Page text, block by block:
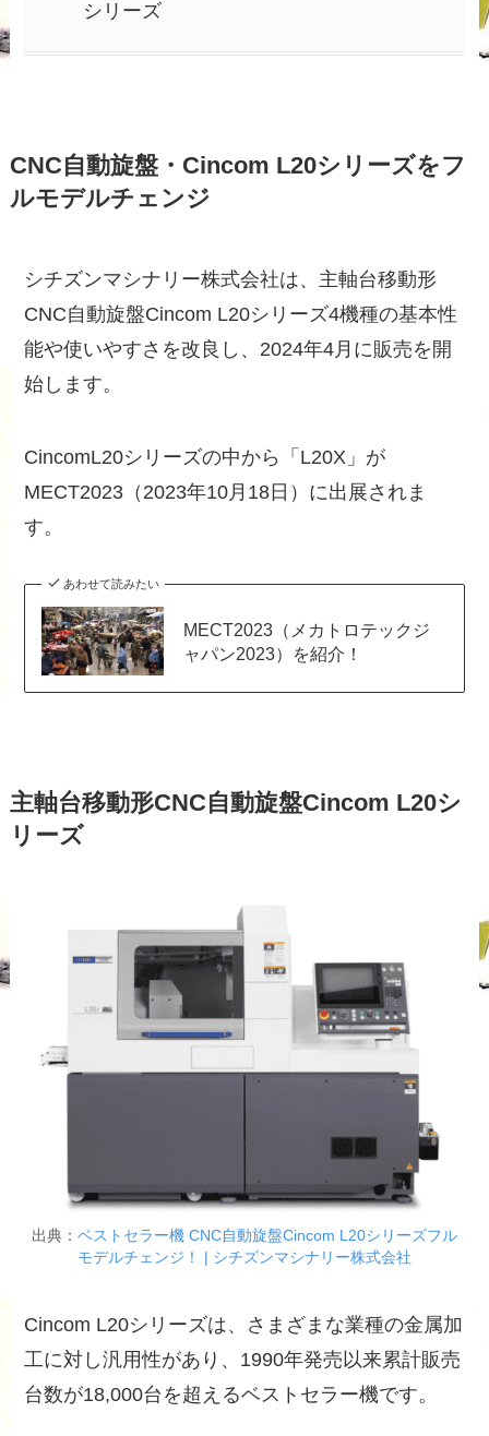
シリーズ
CNC自動旋盤・Cincom L20シリーズをフ
ルモデルチェンジ
シチズンマシナリー株式会社は、主軸台移動形
CNC自動旋盤Cincom L20シリーズ4機種の基本性
能や使いやすさを改良し、2024年4月に販売を開
始します。
CincomL20シリーズの中から「L20X」が
MECT2023（2023年10月18日）に出展されま
す。
あわせて読みたい
MECT2023（メカトロテックジ
ャパン2023）を紹介！
主軸台移動形CNC自動旋盤Cincom L20シ
リーズ
出典： ベストセラー機 CNC自動旋盤Cincom L20シリーズフル
モデルチェンジ！ | シチズンマシナリー株式会社
Cincom L20シリーズは、さまざまな業種の金属加
工に対し汎用性があり、1990年発売以来累計販売
台数が18,000台を超えるベストセラー機です。